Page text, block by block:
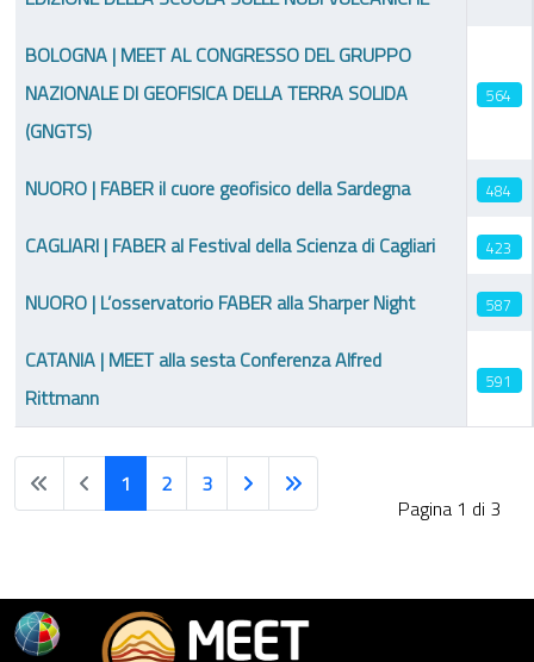
BOLOGNA | MEET AL CONGRESSO DEL GRUPPO
NAZIONALE DI GEOFISICA DELLA TERRA SOLIDA
(GNGTS)
564
NUORO | FABER il cuore geofisico della Sardegna 484
CAGLIARI | FABER al Festival della Scienza di Cagliari 423
NUORO | L’osservatorio FABER alla Sharper Night 587
CATANIA | MEET alla sesta Conferenza Alfred
Rittmann
591
Pagina 1 di 3
1 2 3